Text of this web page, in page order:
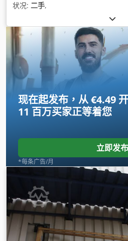
状况: 二手,
现在起发布，从 €4.49
11 百万买家正等着您
立即发布
*每条广告/月